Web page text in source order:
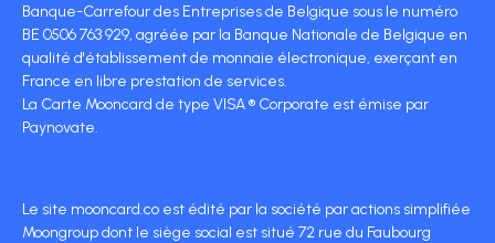
Banque-Carrefour des Entreprises de Belgique sous le numéro
BE 0506 763 929, agréée par la Banque Nationale de Belgique en
qualité d'établissement de monnaie électronique, exerçant en
France en libre prestation de services.
La Carte Mooncard de type VISA ® Corporate est émise par
Paynovate.
Le site mooncard.co est édité par la société par actions simplifiée
Moongroup dont le siège social est situé 72 rue du Faubourg